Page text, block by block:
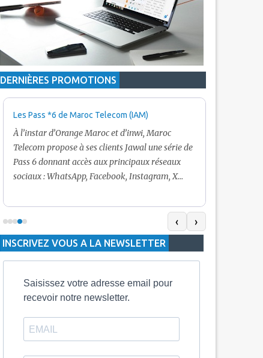
DERNIÈRES PROMOTIONS
Les Pass *6 de Maroc Telecom (IAM)
À l’instar d’Orange Maroc et d’inwi, Maroc
Telecom propose à ses clients Jawal une série de
Pass 6 donnant accès aux principaux réseaux
sociaux : WhatsApp, Facebook, Instagram, X
5 Dh inclut 100 Mo, le Pass 10 Dh offre 400 Mo,
tandis que les formules à 20 Dh et 30 Dh
proposent respectivement 1 Go et 2 Go. Les
durées de validité sont de 3 jours pour
‹ ›
INSCRIVEZ VOUS A LA NEWSLETTER
Saisissez votre adresse email pour
recevoir notre newsletter.